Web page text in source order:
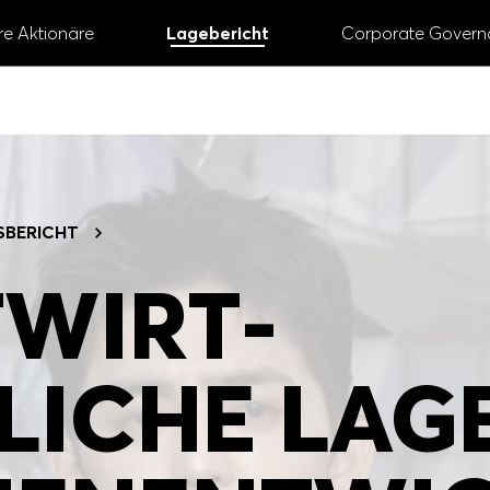
2024
# Vorstand und Aufsichtsrat # Digital
# Aktie
Aktionäre Lagebericht Corporate